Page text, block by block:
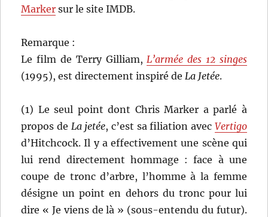
Marker sur le site IMDB.
Remarque :
Le film de Terry Gilliam,L’armée des 12 singes
(1995), est directement inspiré deLa Jetée.
(1) Le seul point dont Chris Marker a parlé à
propos de La jetée, c’est sa filiation avec Vertigo
d’Hitchcock. Il y a effectivement une scène qui
lui rend directement hommage : face à une
coupe de tronc d’arbre, l’homme à la femme
désigne un point en dehors du tronc pour lui
dire « Je viens de là » (sous-entendu du futur).